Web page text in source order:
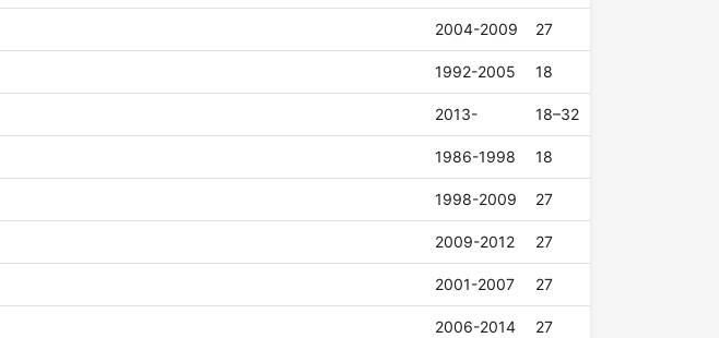
2004-2009 27
1992-2005 18
2013- 18–32
1986-1998 18
1998-2009 27
2009-2012 27
2001-2007 27
2006-2014 27